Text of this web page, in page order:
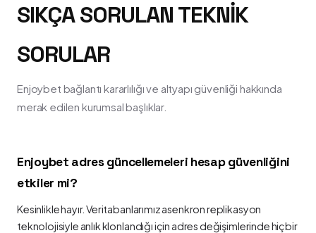
SIKÇA SORULAN TEKNIK
SORULAR
Enjoybet bağlantı kararlılığı ve altyapı güvenliği hakkında
merak edilen kurumsal başlıklar.
Enjoybet adres güncellemeleri hesap güvenliğini
etkiler mi?
Kesinlikle hayır. Veritabanlarımız asenkron replikasyon
teknolojisiyle anlık klonlandığı için adres değişimlerinde hiçbir